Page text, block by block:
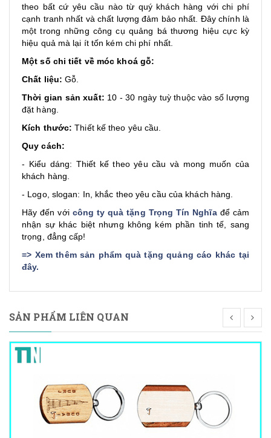
theo bất cứ yêu cầu nào từ quý khách hàng với chi phí
cạnh tranh nhất và chất lượng đảm bảo nhất. Đây chính là
một trong những công cụ quảng bá thương hiệu cực kỳ
hiệu quả mà lại ít tốn kém chi phí nhất.
Một số chi tiết về móc khoá gỗ:
Chất liệu: Gỗ.
Thời gian sản xuất: 10 - 30 ngày tuỳ thuộc vào số lượng
đặt hàng.
Kích thước: Thiết kế theo yêu cầu.
Quy cách:
- Kiểu dáng: Thiết kế theo yêu cầu và mong muốn của
khách hàng.
- Logo, slogan: In, khắc theo yêu cầu của khách hàng.
Hãy đến với công ty quà tặng Trọng Tín Nghĩađể cảm
nhận sự khác biệt nhưng không kém phần tinh tế, sang
trọng, đẳng cấp!
=> Xem thêm sản phẩm quà tặng quảng cáo khác tại
đây.
SẢN PHẨM LIÊN QUAN